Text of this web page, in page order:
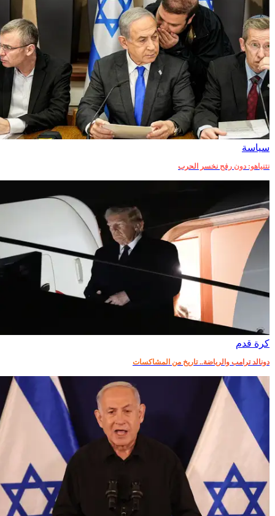
سياسة
نتنياهو: دون رفح نخسر الحرب
كرة قدم
دونالد ترامب والرياضة.. تاريخ من المشاكسات